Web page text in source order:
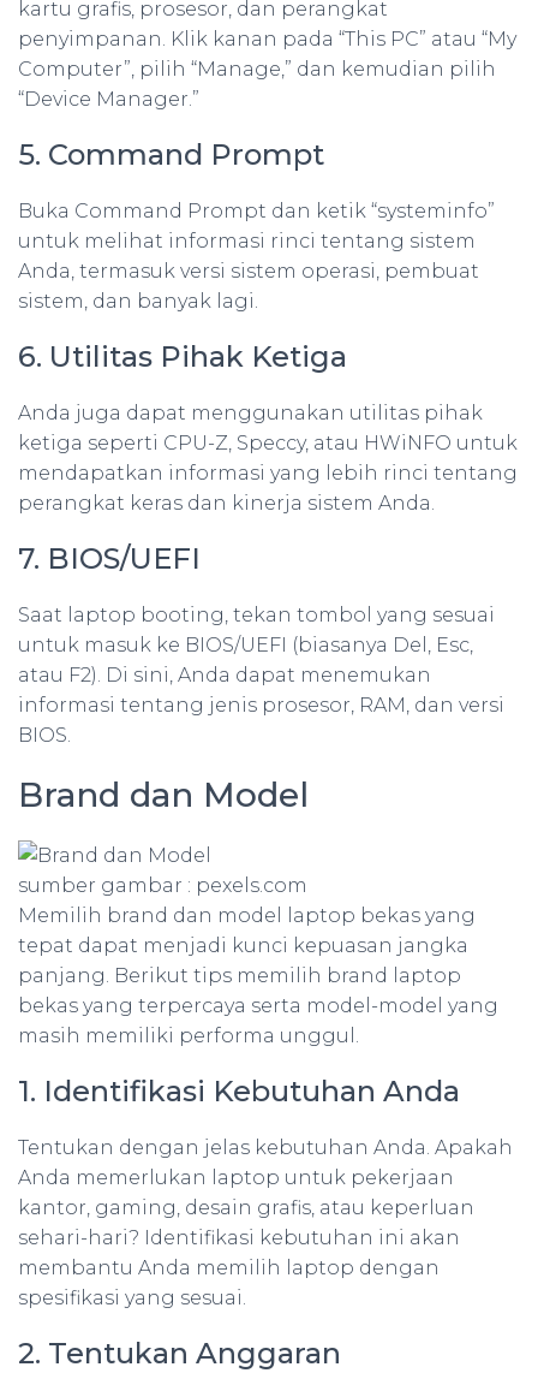
kartu grafis, prosesor, dan perangkat
penyimpanan. Klik kanan pada “This PC” atau “My
Computer”, pilih “Manage,” dan kemudian pilih
“Device Manager.”
5. Command Prompt
Buka Command Prompt dan ketik “systeminfo”
untuk melihat informasi rinci tentang sistem
Anda, termasuk versi sistem operasi, pembuat
sistem, dan banyak lagi.
6. Utilitas Pihak Ketiga
Anda juga dapat menggunakan utilitas pihak
ketiga seperti CPU-Z, Speccy, atau HWiNFO untuk
mendapatkan informasi yang lebih rinci tentang
perangkat keras dan kinerja sistem Anda.
7. BIOS/UEFI
Saat laptop booting, tekan tombol yang sesuai
untuk masuk ke BIOS/UEFI (biasanya Del, Esc,
atau F2). Di sini, Anda dapat menemukan
informasi tentang jenis prosesor, RAM, dan versi
BIOS.
Brand dan Model
sumber gambar : pexels.com
Memilih brand dan model laptop bekas yang
tepat dapat menjadi kunci kepuasan jangka
panjang. Berikut tips memilih brand laptop
bekas yang terpercaya serta model-model yang
masih memiliki performa unggul.
1. Identifikasi Kebutuhan Anda
Tentukan dengan jelas kebutuhan Anda. Apakah
Anda memerlukan laptop untuk pekerjaan
kantor, gaming, desain grafis, atau keperluan
sehari-hari? Identifikasi kebutuhan ini akan
membantu Anda memilih laptop dengan
spesifikasi yang sesuai.
2. Tentukan Anggaran